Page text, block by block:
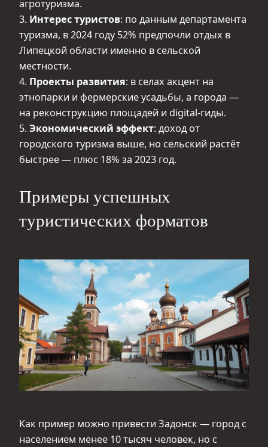
агротуризма.
3. Интерес туристов: по данным департамента
туризма, в 2024 году 52% предпочли отдых в
Липецкой области именно в сельской
местности.
4. Проекты развития: в селах акцент на
этнопарки и фермерские усадьбы, а города —
на реконструкцию площадей и digital-гиды.
5. Экономический эффект: доход от
городского туризма выше, но сельский растёт
быстрее — плюс 18% за 2023 год.
Примеры успешных
туристических форматов
Как пример можно привести Задонск — город с
населением менее 10 тысяч человек, но с